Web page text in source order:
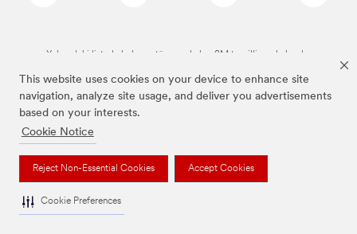
This website uses cookies on your device to enhance site
navigation, analyze site usage, and deliver you advertisements
based on your interests.
Cookie Notice
Reject Non-Essential Cookies Accept Cookies
Cookie Preferences
Yukarıdaki listede bulunan tüm markalar, 3M tescilli markalarıdır.